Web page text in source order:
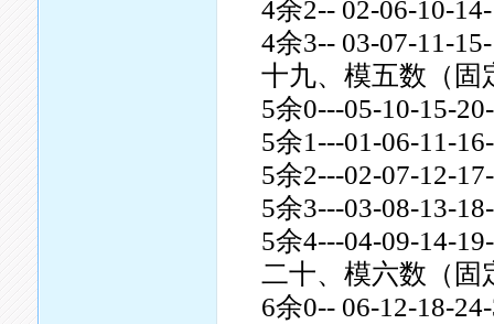
4余2-- 02-06-10-
4余3-- 03-07-11-
十九、模五数（固
5余0---05-10-15-
5余1---01-06-11-
5余2---02-07-12-
5余3---03-08-13-
5余4---04-09-14-
二十、模六数（固
6余0-- 06-12-18-